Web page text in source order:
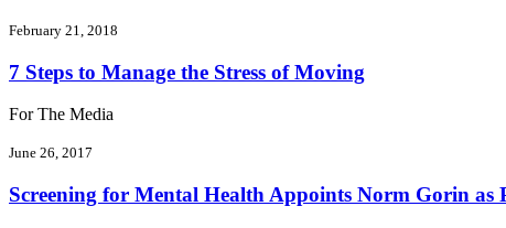
February 21, 2018
7 Steps to Manage the Stress of Moving
For The Media
June 26, 2017
Screening for Mental Health Appoints Norm Gorin as